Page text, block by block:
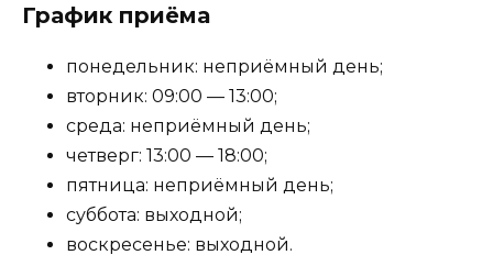
График приёма
понедельник: неприёмный день;
вторник: 09:00 — 13:00;
среда: неприёмный день;
четверг: 13:00 — 18:00;
пятница: неприёмный день;
суббота: выходной;
воскресенье: выходной.